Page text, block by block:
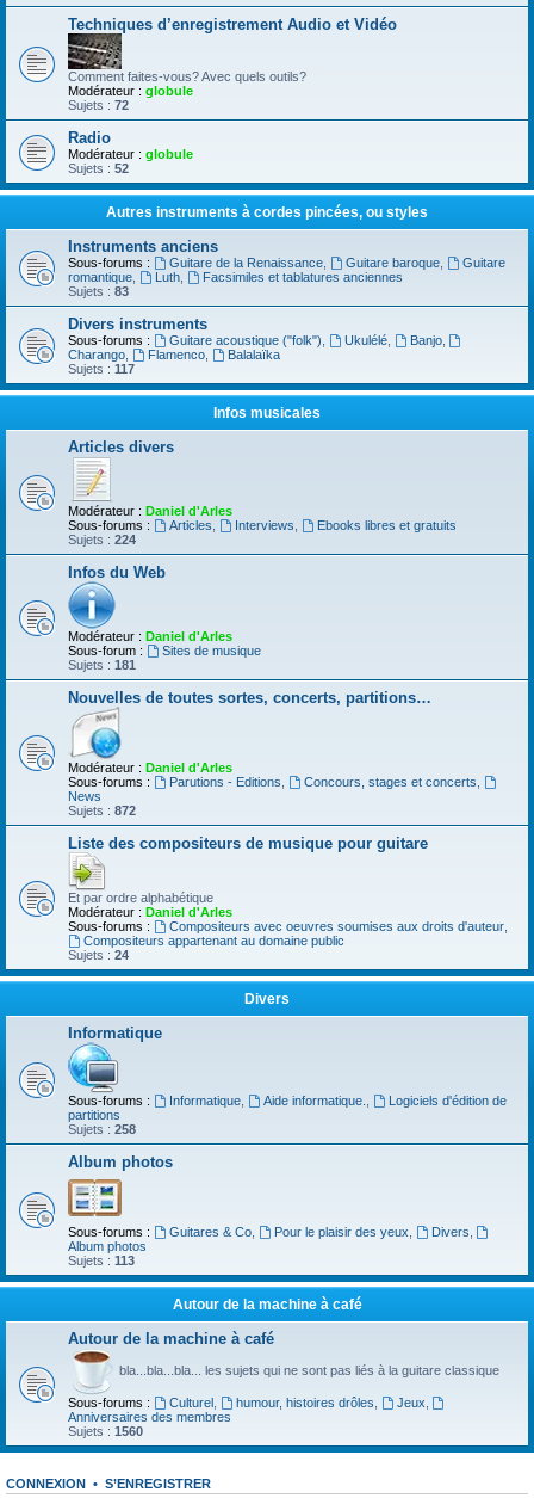
Techniques d’enregistrement Audio et Vidéo
Comment faites-vous? Avec quels outils?
Modérateur : globule
Sujets : 72
Radio
Modérateur : globule
Sujets : 52
Autres instruments à cordes pincées, ou styles
Instruments anciens
Sous-forums : Guitare de la Renaissance, Guitare baroque,
Guitare
romantique
Luth,
Facsimiles et tablatures anciennes
Sujets : 83
Divers instruments
Sous-forums : Guitare acoustique ("folk") Ukulélé, Banjo,
Charango
Flamenco,
Balalaïka
Sujets : 117
Infos musicales
Articles divers
Modérateur : Daniel d'Arles
Sous-forums :
Articles Interviews
Ebooks libres et gratuits
Sujets : 224
Infos du Web
Modérateur : Daniel d'Arles
Sous-forum :
Sites de musique
Sujets : 181
Nouvelles de toutes sortes, concerts, partitions…
Modérateur : Daniel d'Arles
Sous-forums :
Parutions - Editions Concours, stages et concerts
News
Sujets : 872
Liste des compositeurs de musique pour guitare
Et par ordre alphabétique
Modérateur : Daniel d'Arles
Sous-forums :
Compositeurs avec oeuvres soumises aux droits d'auteur,
Compositeurs appartenant au domaine public
Sujets : 24
Divers
Informatique
Sous-forums : Informatique, Aide informatique.
Logiciels d'édition de
partitions
Sujets : 258
Album photos
Sous-forums : Guitares & Co, Pour le plaisir des yeux Divers
Album photos
Sujets : 113
Autour de la machine à café
Autour de la machine à café
bla...bla...bla... les sujets qui ne sont pas liés à la guitare classique
Sous-forums : Culturel, humour, histoires drôles Jeux
Anniversaires des membres
Sujets : 1560
CONNEXION • S’ENREGISTRER